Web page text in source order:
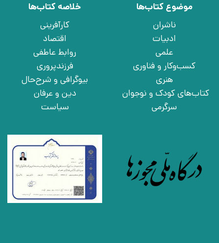
موضوع کتاب‌ها
ناشران
ادبیات
علمی
کسب‌وکار و فناوری
هنری
کتاب‌های کودک و نوجوان
سرگرمی
خلاصه کتاب‌ها
کارآفرینی
اقتصاد
روابط عاطفی
فرزندپروری
بیوگرافی و شرح‌حال
دین و عرفان
سیاست